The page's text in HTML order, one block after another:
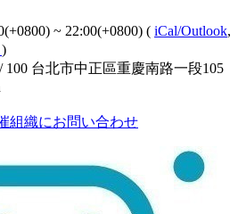
~ 22:00(+0800) ( iCal/Outlook,
)
100 台北市中正區重慶南路一段105
組織にお問い合わせ